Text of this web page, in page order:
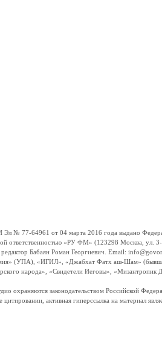
№ 77-64961 от 04 марта 2016 года выдано
ответственностью «РУ ФМ» (123298 Москва, ул.
Бабаян Роман Георгиевич. Email:
(УПА), «ИГИЛ», «Джабхат Фатх аш-Шам»
народа», «Свидетели Иеговы», «Мизантропик
охраняются законодательством Российской
активная гиперссылка на материал